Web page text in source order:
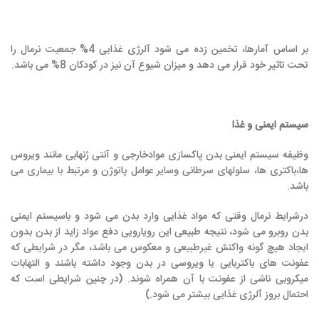
بر اساس آمارها، تخمین زده می شود آلرژی غذایی 4% جمعیت نرمال را
تحت تاثیر خود قرار می دهد و میزان شیوع آن نیز در کودکان 8% می باشد.
سیستم ایمنی و غذا
وظیفه سیستم ایمنی بدن پاکسازی موادخارجی و آنتی ژنهابی مانند ویروس
ها،باکتری ها، سلولهای سرطانی وسایر عوامل پاتوژن و مرتبط با بیماری می
باشد.
درشرایط نرمال وقتی که مواد غذایی وارد بدن می شود و باسیستم ایمنی
بدن روبرو می شود، نتیجه طبیعی این رویارویی دفع مواد زاید از بدن بدون
ایجاد هیچ گونه واکنش غیرطبیعی و معکوس می باشد، مگر در شرایطی که
عفونت های باکتریایی یا ویروسی در بدن وجود داشته باشند و التهابات
میکروبی ناشی از عفونت با آن همراه شوند. (در چنین شرایطی است که
احتمال بروز آلرژی غذایی بیشتر می شود.)